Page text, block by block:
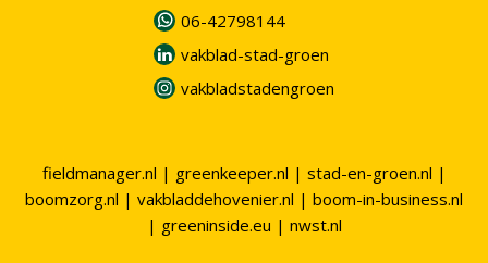
06-42798144
vakblad-stad-groen
vakbladstadengroen
fieldmanager.nl | greenkeeper.nl | stad-en-groen.nl |
boomzorg.nl | vakbladdehovenier.nl | boom-in-business.nl
| greeninside.eu | nwst.nl